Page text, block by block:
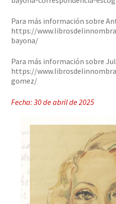
Para más información sobre
https://
bayona/
Para más información sobre
https://
gomez/
Fecha: 30 de abril de 2025